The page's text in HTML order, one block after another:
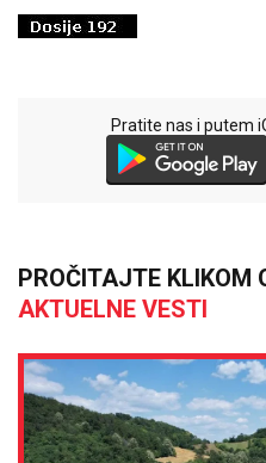
Pratite nas i putem
PROČITAJTE KLIKOM
AKTUELNE VESTI